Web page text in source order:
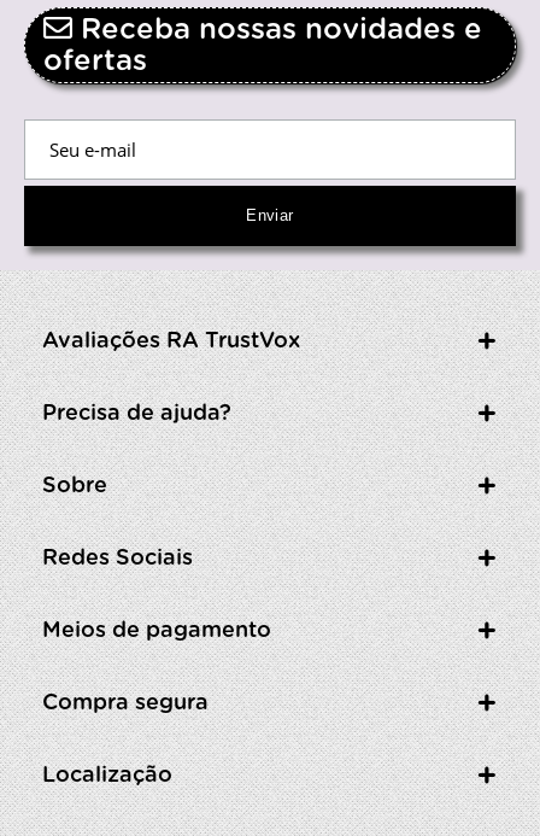
Receba nossas novidades e
ofertas
Avaliações RA TrustVox
Precisa de ajuda?
Sobre
Redes Sociais
Meios de pagamento
Compra segura
Localização